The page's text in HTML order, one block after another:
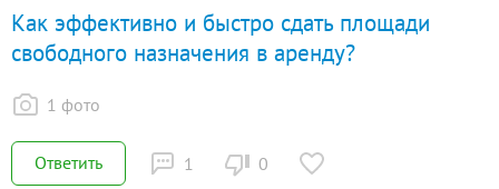
Как эффективно и быстро сдать площади
свободного назначения в аренду?
1 фото
Ответить 1 0